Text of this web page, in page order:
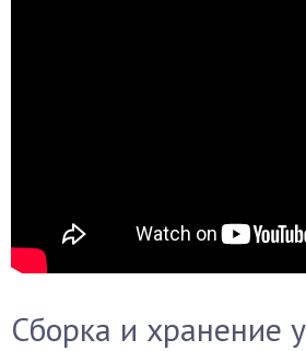
Сборка и хранение